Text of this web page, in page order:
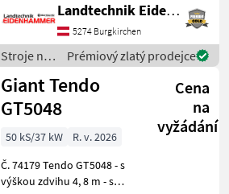
Sharing Verteiler -
Elektronischer Antrieb
Ecosmart Start & Stop -
hydrostatischre Fahran
Landtechnik Eidenhammer GmbH
5274 Burgkirchen
Stroje na
stavbu /
Faresin
Prémiový zlatý prodejce
Giant Tendo
GT5048
Cena
na
vyžádání
50 kS/37 kW
R. v. 2026
Č. 74179 Tendo GT5048 - s
výškou zdvihu 4, 8 m - s